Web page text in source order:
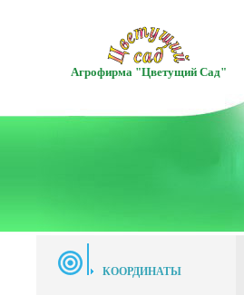
Агрофирма "Цветущий Сад"
КООРДИНАТЫ